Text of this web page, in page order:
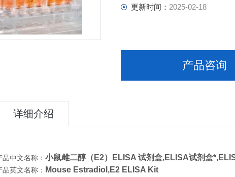
更新时间： 2025-02-18
产品咨询
详细介绍
品中文名称： 小鼠雌二醇（E2）ELISA 试剂盒,ELISA试剂盒
品英文名称： Mouse Estradiol,E2 ELISA Kit